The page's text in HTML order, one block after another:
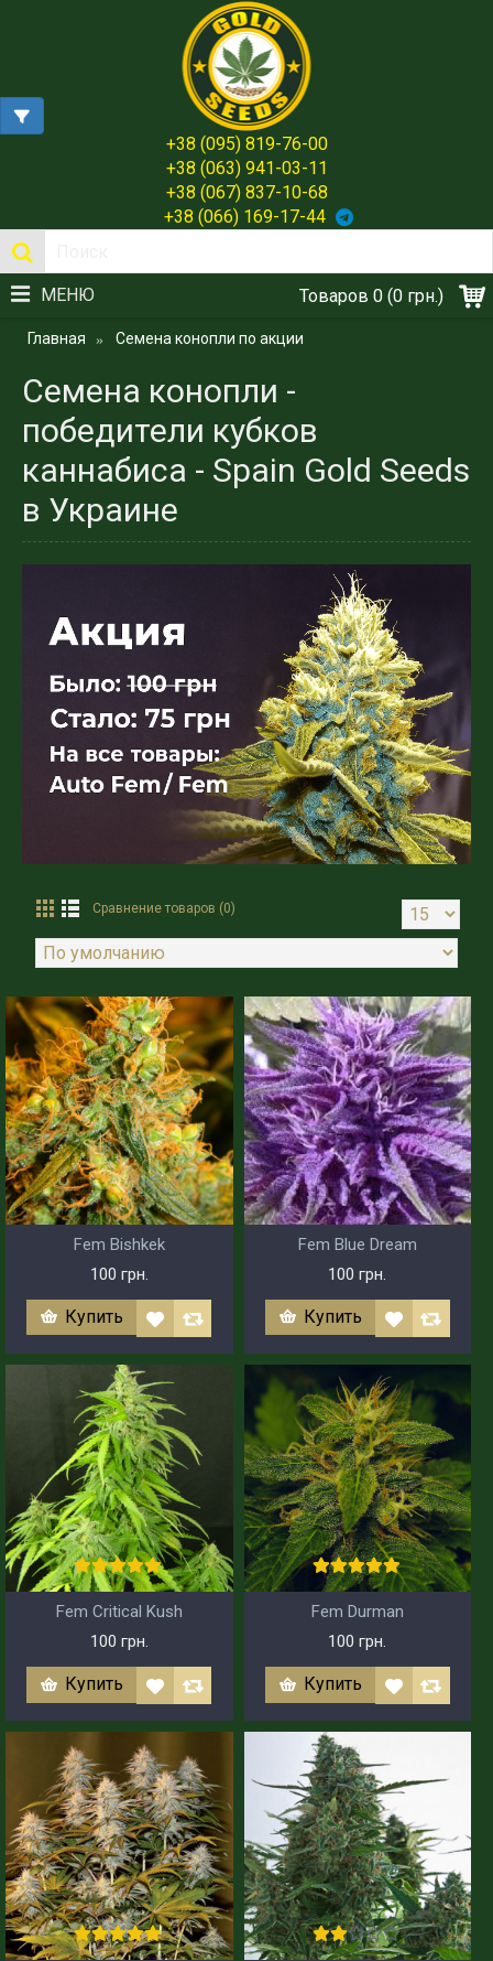
+38 (095) 819-76-00
+38 (063) 941-03-11
+38 (067) 837-10-68
+38 (066) 169-17-44
Товаров 0 (0 грн.)
МЕНЮ
Главная Семена конопли по акции
Семена конопли -
победители кубков
каннабиса - Spain Gold Seeds
в Украине
Сравнение товаров (0)
Fem Bishkek
100 грн.
Купить
Fem Blue Dream
100 грн.
Купить
Fem Critical Kush
100 грн.
Купить
Fem Durman
100 грн.
Купить